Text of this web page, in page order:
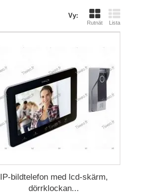
Vy:
Rutnät Lista
IP-bildtelefon med lcd-skärm,
dörrklockan...